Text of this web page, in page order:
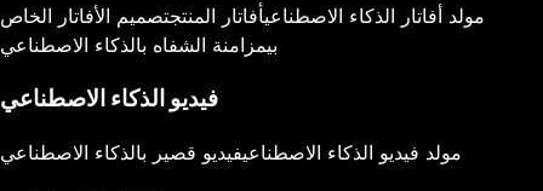
مولد أفاتار الذكاء الاصطناعيأفاتار المنتجتصميم الأفاتار الخاص
بيمزامنة الشفاه بالذكاء الاصطناعي
فيديو الذكاء الاصطناعي
مولد فيديو الذكاء الاصطناعيفيديو قصير بالذكاء الاصطناعي